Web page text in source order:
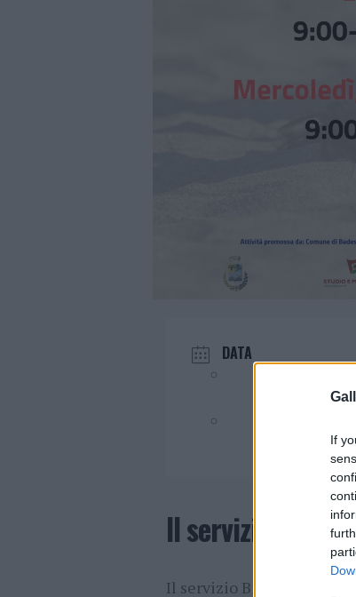
If
DATA
Il servizio
Il servizio Bibliospiaggia